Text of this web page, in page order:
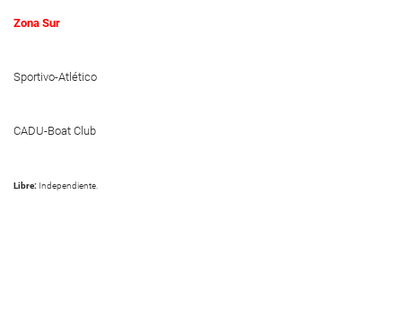
Zona Sur
Sportivo-Atlético
CADU-Boat Club
Libre: Independiente.